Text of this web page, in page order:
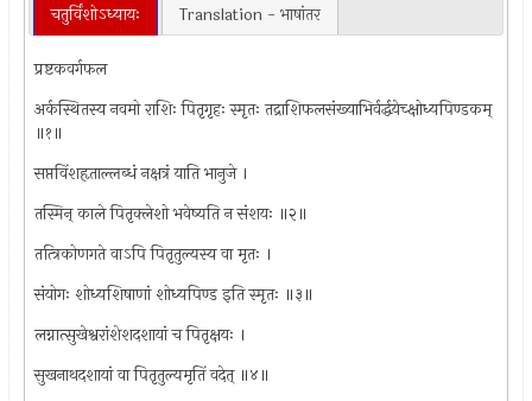
चतुर्विंशोऽध्यायः Translation - भाषांतर
प्रष्टकवर्गफल
अर्कस्थितस्य नवमो राशिः पितृगृहः स्मृतः तद्राशिफलसंख्याभिर्वर्द्धयेच्क्षोध्यपिण्डकम्
॥१॥
सप्तविंशहृताल्लब्धं नक्षत्रं याति भानुजे ।
तस्मिन् काले पितृक्लेशो भवेष्यति न संशयः ॥२॥
तत्त्रिकोणगते वाऽपि पितृतुल्यस्य वा मृतः ।
संयोगः शोध्यशिषाणां शोध्यपिण्ड इति स्मृतः ॥३॥
लग्नात्सुखेश्वरांशेशदशायां च पितृक्षयः ।
सुखनाथदशायां वा पितृतुल्यमृतिं वदेत् ॥४॥